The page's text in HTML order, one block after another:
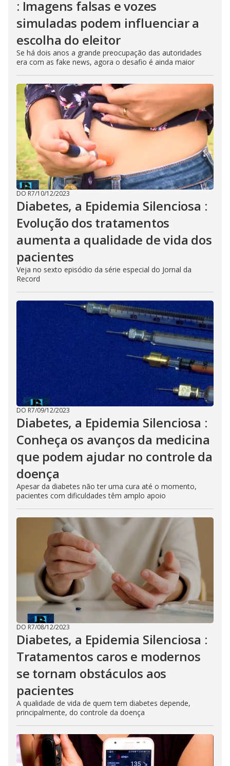
: Imagens falsas e vozes
simuladas podem influenciar a
escolha do eleitor
Se há dois anos a grande preocupação das autoridades
era com as fake news, agora o desafio é ainda maior
DO R7/10/12/2023
Diabetes, a Epidemia Silenciosa :
Evolução dos tratamentos
aumenta a qualidade de vida dos
pacientes
Veja no sexto episódio da série especial do Jornal da
Record
DO R7/09/12/2023
Diabetes, a Epidemia Silenciosa :
Conheça os avanços da medicina
que podem ajudar no controle da
doença
Apesar da diabetes não ter uma cura até o momento,
pacientes com dificuldades têm amplo apoio
DO R7/08/12/2023
Diabetes, a Epidemia Silenciosa :
Tratamentos caros e modernos
se tornam obstáculos aos
pacientes
A qualidade de vida de quem tem diabetes depende,
principalmente, do controle da doença